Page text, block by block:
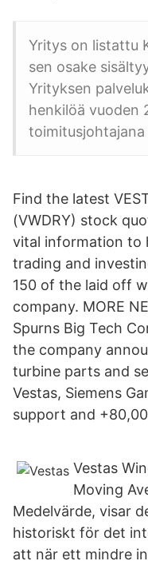
Yritys on listattu
sen osake
Yrityksen
henkilöä vuoden
Find the latest
(VWDRY) stock
vital information to
trading and
150 of the laid off
company. MORE
Spurns Big Tech
the company
turbine parts and
Vestas, Siemens
support and
Vestas
Moving
Medelvärde, visar
historiskt för det
att när ett mindre